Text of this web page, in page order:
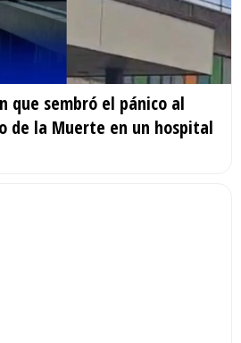
que sembró el pánico al
de la Muerte en un hospital